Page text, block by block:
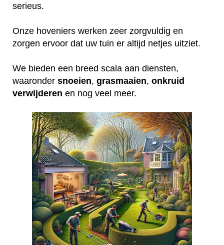
serieus.
Onze hoveniers werken zeer zorgvuldig en
zorgen ervoor dat uw tuin er altijd netjes uitziet.
We bieden een breed scala aan diensten,
waaronder snoeien, grasmaaien, onkruid
verwijderen en nog veel meer.